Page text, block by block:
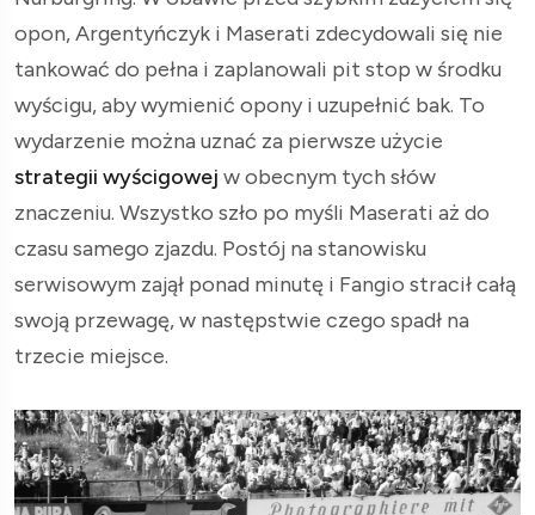
opon, Argentyńczyk i Maserati zdecydowali się nie
tankować do pełna i zaplanowali pit stop w środku
wyścigu, aby wymienić opony i uzupełnić bak. To
wydarzenie można uznać za pierwsze użycie
strategii wyścigowej w obecnym tych słów
znaczeniu. Wszystko szło po myśli Maserati aż do
czasu samego zjazdu. Postój na stanowisku
serwisowym zajął ponad minutę i Fangio stracił całą
swoją przewagę, w następstwie czego spadł na
trzecie miejsce.